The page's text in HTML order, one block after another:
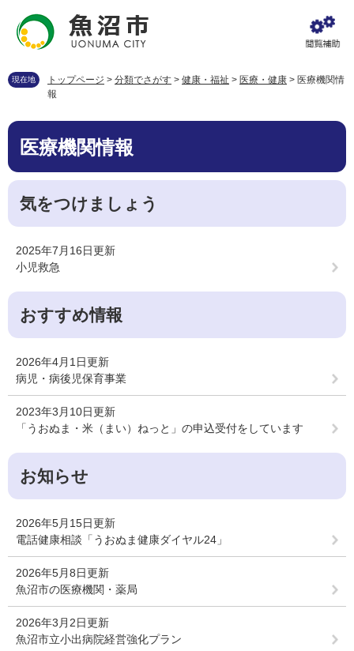
先
す
を
し
へ
現在地 トップページ > 分類でさがす > 健康・福祉 > 医療・健康 > 医療機関情
報
本
医療機関情報
気をつけましょう
2025年7月16日更新
小児救急
おすすめ情報
2026年4月1日更新
病児・病後児保育事業
2023年3月10日更新
「うおぬま・米（まい）ねっと」の申込受付をしています
お知らせ
2026年5月15日更新
電話健康相談「うおぬま健康ダイヤル24」
2026年5月8日更新
魚沼市の医療機関・薬局
2026年3月2日更新
魚沼市立小出病院経営強化プラン